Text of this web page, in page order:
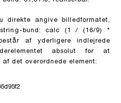
direkte angive billedformatet,
bund: calc (1 / (16/9) *
af yderligere indlejrede
absolut for at
af ​​det overordnede element: